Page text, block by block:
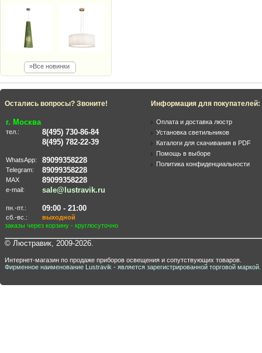
»Все новинки
Остались вопросы? Звоните!
г. Москва
тел.:
8(495) 730-86-84
8(495) 782-22-39
WhatsApp: 89099358228
Telegram: 89099358228
MAX 89099358228
e-mail: sale@lustravik.ru
пн.-пт.: 09:00 - 21:00
сб.-вс.:
выходной
заказы через корзину - круглосуточно
Информация для покупателей:
Оплата и доставка люстр
Установка светильников
Каталоги для скачивания в PDF
Помощь в выборе
Политика конфиденциальности
© Люстравик, 2009-2026.
Интернет-магазин по продаже приборов освещения и сопутствующих товаров.
Фирменное наименование Lustravik - является зарегистрированной торговой